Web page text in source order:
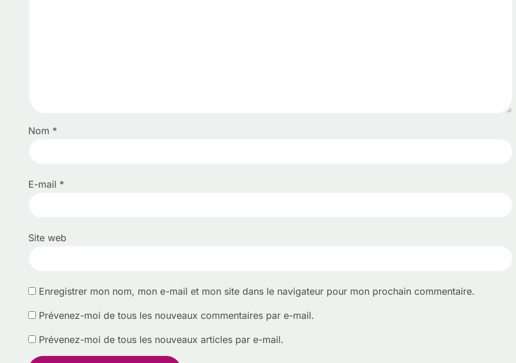
Nom *
E-mail *
Site web
Enregistrer mon nom, mon e-mail et mon site dans le navigateur pour mon prochain commentaire.
Prévenez-moi de tous les nouveaux commentaires par e-mail.
Prévenez-moi de tous les nouveaux articles par e-mail.